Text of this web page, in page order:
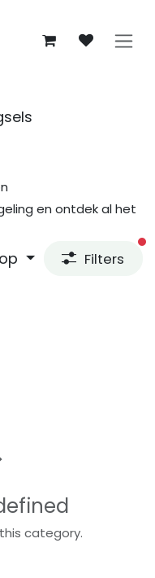
en ontdek al het
Filters
category.